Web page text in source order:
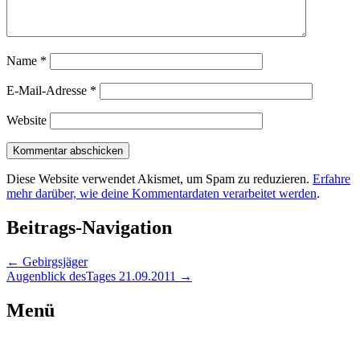
Name *
E-Mail-Adresse *
Website
Diese Website verwendet Akismet, um Spam zu reduzieren. Erfahre
mehr darüber, wie deine Kommentardaten verarbeitet werden.
Beitrags-Navigation
← Gebirgsjäger
Augenblick desTages 21.09.2011 →
Menü